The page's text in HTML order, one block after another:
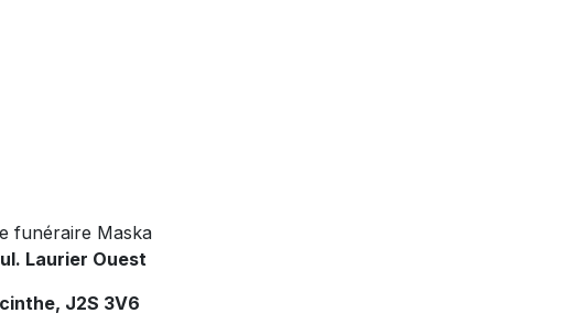
funéraire Maska
Laurier Ouest
J2S 3V6